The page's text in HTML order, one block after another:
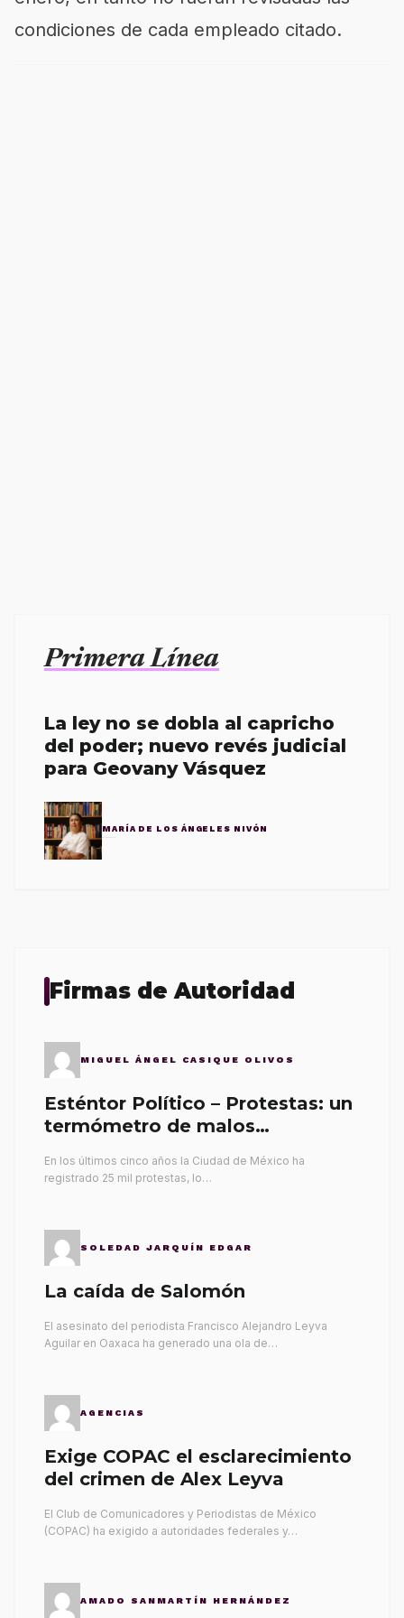
condiciones de cada empleado citado.
Primera Línea
La ley no se dobla al capricho
del poder; nuevo revés judicial
para Geovany Vásquez
MARÍA DE LOS ÁNGELES NIVÓN
Firmas de Autoridad
MIGUEL ÁNGEL CASIQUE OLIVOS
Esténtor Político – Protestas: un
termómetro de malos
En los últimos cinco años la Ciudad de México ha
registrado 25 mil protestas, lo…
SOLEDAD JARQUÍN EDGAR
La caída de Salomón
El asesinato del periodista Francisco Alejandro Leyva
Aguilar en Oaxaca ha generado una ola de…
AGENCIAS
Exige COPAC el esclarecimiento
del crimen de Alex Leyva
El Club de Comunicadores y Periodistas de México
(COPAC) ha exigido a autoridades federales y…
AMADO SANMARTÍN HERNÁNDEZ